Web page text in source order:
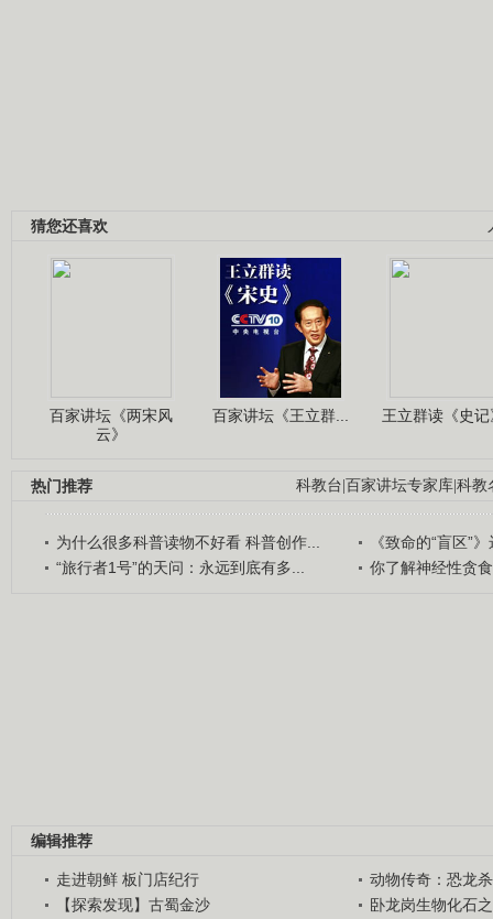
猜您还喜欢
百家讲坛《两宋风
云》
百家讲坛《王立群... 王立群读《史
科教台 百家讲坛专家库 科教
热门推荐
为什么很多科普读物不好看 科普创作...
《致命的“盲区”
“旅行者1号”的天问：永远到底有多...
你了解神经性贪
编辑推荐
走进朝鲜 板门店纪行
动物传奇：恐龙
【探索发现】古蜀金沙
卧龙岗生物化石